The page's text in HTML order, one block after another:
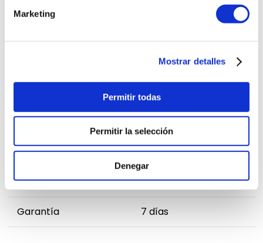
Marketing
Mostrar detalles
Permitir todas
Permitir la selección
Denegar
bisagras de micro resorte para
nasales de gel para mayor
antideslizantes con un agarre
FICHA TÉCNICA
Modelo EE501148
Garantía 7 días